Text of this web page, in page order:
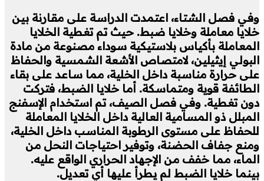
وفي فصل الشتاء، اعتمدت الدراسة على مقارنة بين
خلايا معاملة وخلايا ضبط. حيث تم تغطية الخلايا
المعاملة بأكياس بلاستيكية سوداء مصنوعة من مادة
البولي إيثيلين، لامتصاص الأشعة الشمسية والحفاظ
على حرارة مناسبة داخل الخلية، مما ساعد على بقاء
الطائفة قوية ومتماسكة. أما خلايا الضبط، فتركت
دون تغطية. وفي فصل الصيف، تم استخدام الإسفنج
المبلل ذو المسامية العالية داخل الخلايا المعاملة
للحفاظ على مستوى الرطوبة المناسب داخل الخلية،
ومنع جفاف الحضنة، وتوفير احتياجات النحل من
الماء، مما خفف من الإجهاد الحراري الواقع عليه.
بينما خلايا الضبط لم يطرأ عليها أي تعديل.